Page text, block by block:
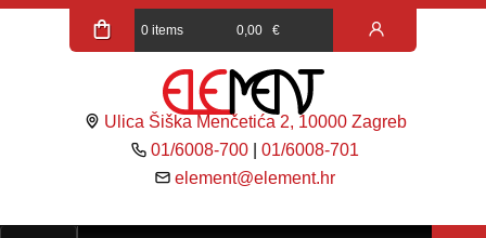
0 items 0,00 €
Ulica Šiška Menčetića 2, 10000 Zagreb
01/6008-700 |01/6008-701
element@element.hr